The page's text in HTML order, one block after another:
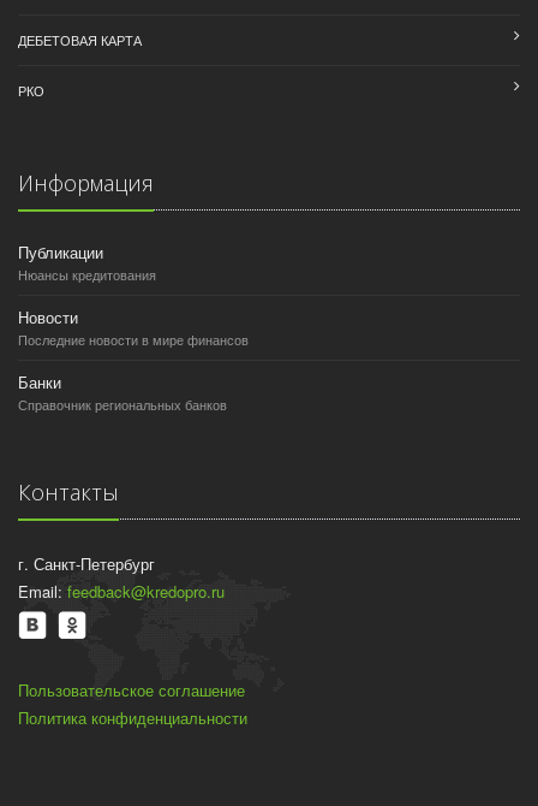
ДЕБЕТОВАЯ КАРТА
РКО
Информация
Публикации
Нюансы кредитования
Новости
Последние новости в мире финансов
Банки
Справочник региональных банков
Контакты
г. Санкт-Петербург
Email: feedback@kredopro.ru
Пользовательское соглашение
Политика конфиденциальности